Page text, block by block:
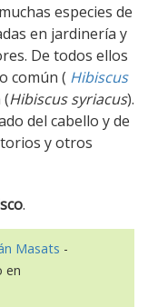
especies de
en jardinería y
De todos ellos
común ( Hibiscus
(Hibiscus syriacus).
del cabello y de
y otros
.
Masats -
en